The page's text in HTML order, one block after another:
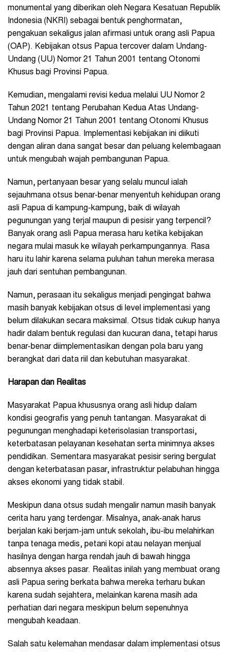
monumental yang diberikan oleh Negara Kesatuan Republik
Indonesia (NKRI) sebagai bentuk penghormatan,
pengakuan sekaligus jalan afirmasi untuk orang asli Papua
(OAP). Kebijakan otsus Papua tercover dalam Undang-
Undang (UU) Nomor 21 Tahun 2001 tentang Otonomi
Khusus bagi Provinsi Papua.
Kemudian, mengalami revisi kedua melalui UU Nomor 2
Tahun 2021 tentang Perubahan Kedua Atas Undang-
Undang Nomor 21 Tahun 2001 tentang Otonomi Khusus
bagi Provinsi Papua. Implementasi kebijakan ini diikuti
dengan aliran dana sangat besar dan peluang kelembagaan
untuk mengubah wajah pembangunan Papua.
Namun, pertanyaan besar yang selalu muncul ialah
sejauhmana otsus benar-benar menyentuh kehidupan orang
asli Papua di kampung-kampung, baik di wilayah
pegunungan yang terjal maupun di pesisir yang terpencil?
Banyak orang asli Papua merasa haru ketika kebijakan
negara mulai masuk ke wilayah perkampungannya. Rasa
haru itu lahir karena selama puluhan tahun mereka merasa
jauh dari sentuhan pembangunan.
Namun, perasaan itu sekaligus menjadi pengingat bahwa
masih banyak kebijakan otsus di level implementasi yang
belum dilakukan secara maksimal. Otsus tidak cukup hanya
hadir dalam bentuk regulasi dan kucuran dana, tetapi harus
benar-benar diimplementasikan dengan pola baru yang
berangkat dari data riil dan kebutuhan masyarakat.
Harapan dan Realitas
Masyarakat Papua khususnya orang asli hidup dalam
kondisi geografis yang penuh tantangan. Masyarakat di
pegunungan menghadapi keterisolasian transportasi,
keterbatasan pelayanan kesehatan serta minimnya akses
pendidikan. Sementara masyarakat pesisir sering bergulat
dengan keterbatasan pasar, infrastruktur pelabuhan hingga
akses ekonomi yang tidak stabil.
Meskipun dana otsus sudah mengalir namun masih banyak
cerita haru yang terdengar. Misalnya, anak-anak harus
berjalan kaki berjam-jam untuk sekolah, ibu-ibu melahirkan
tanpa tenaga medis, petani kopi atau nelayan menjual
hasilnya dengan harga rendah jauh di bawah hingga
absennya akses pasar. Realitas inilah yang membuat orang
asli Papua sering berkata bahwa mereka terharu bukan
karena sudah sejahtera, melainkan karena masih ada
perhatian dari negara meskipun belum sepenuhnya
mengubah keadaan.
Salah satu kelemahan mendasar dalam implementasi otsus